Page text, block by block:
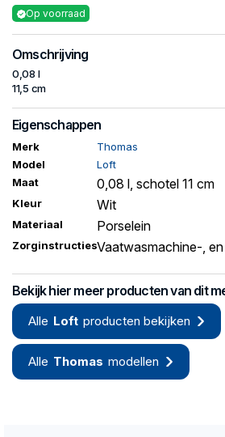
Op voorraad
Omschrijving
0,08 l
11,5 cm
Eigenschappen
Merk
Thomas
Model
Loft
Maat
0,08 l, schotel 11 cm
Kleur Wit
Materiaal Porselein
ZorginstructiesVaatwasmachine-,
Bekijk hier meer producten van dit
Alle Loft producten bekijken
Alle Thomas modellen